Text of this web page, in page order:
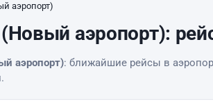
аэропорт)
аэропорт):
аэропорт): ближайшие рейсы в